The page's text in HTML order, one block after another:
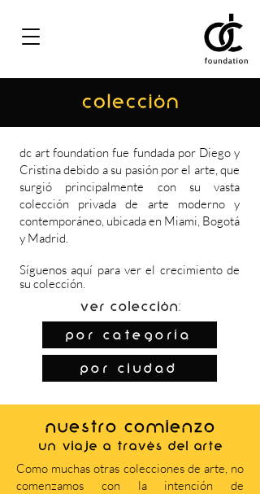
COLECCIÓN
dc art foundation fue fundada por Diego y
Cristina debido a su pasión por el arte, que
surgió principalmente con su vasta
colección privada de arte moderno y
contemporáneo, ubicada en Miami, Bogotá
y Madrid.
Síguenosaquí para ver el crecimiento de
su colección.
Ver colección:
por categoría
por ciudad
NUESTRO COMIENZO
Un viaje a través del arte
Como muchas otras colecciones de arte, no
comenzamos con la intención de